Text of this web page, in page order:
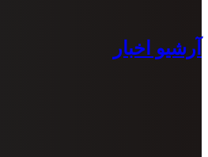
آرشیو اخبار